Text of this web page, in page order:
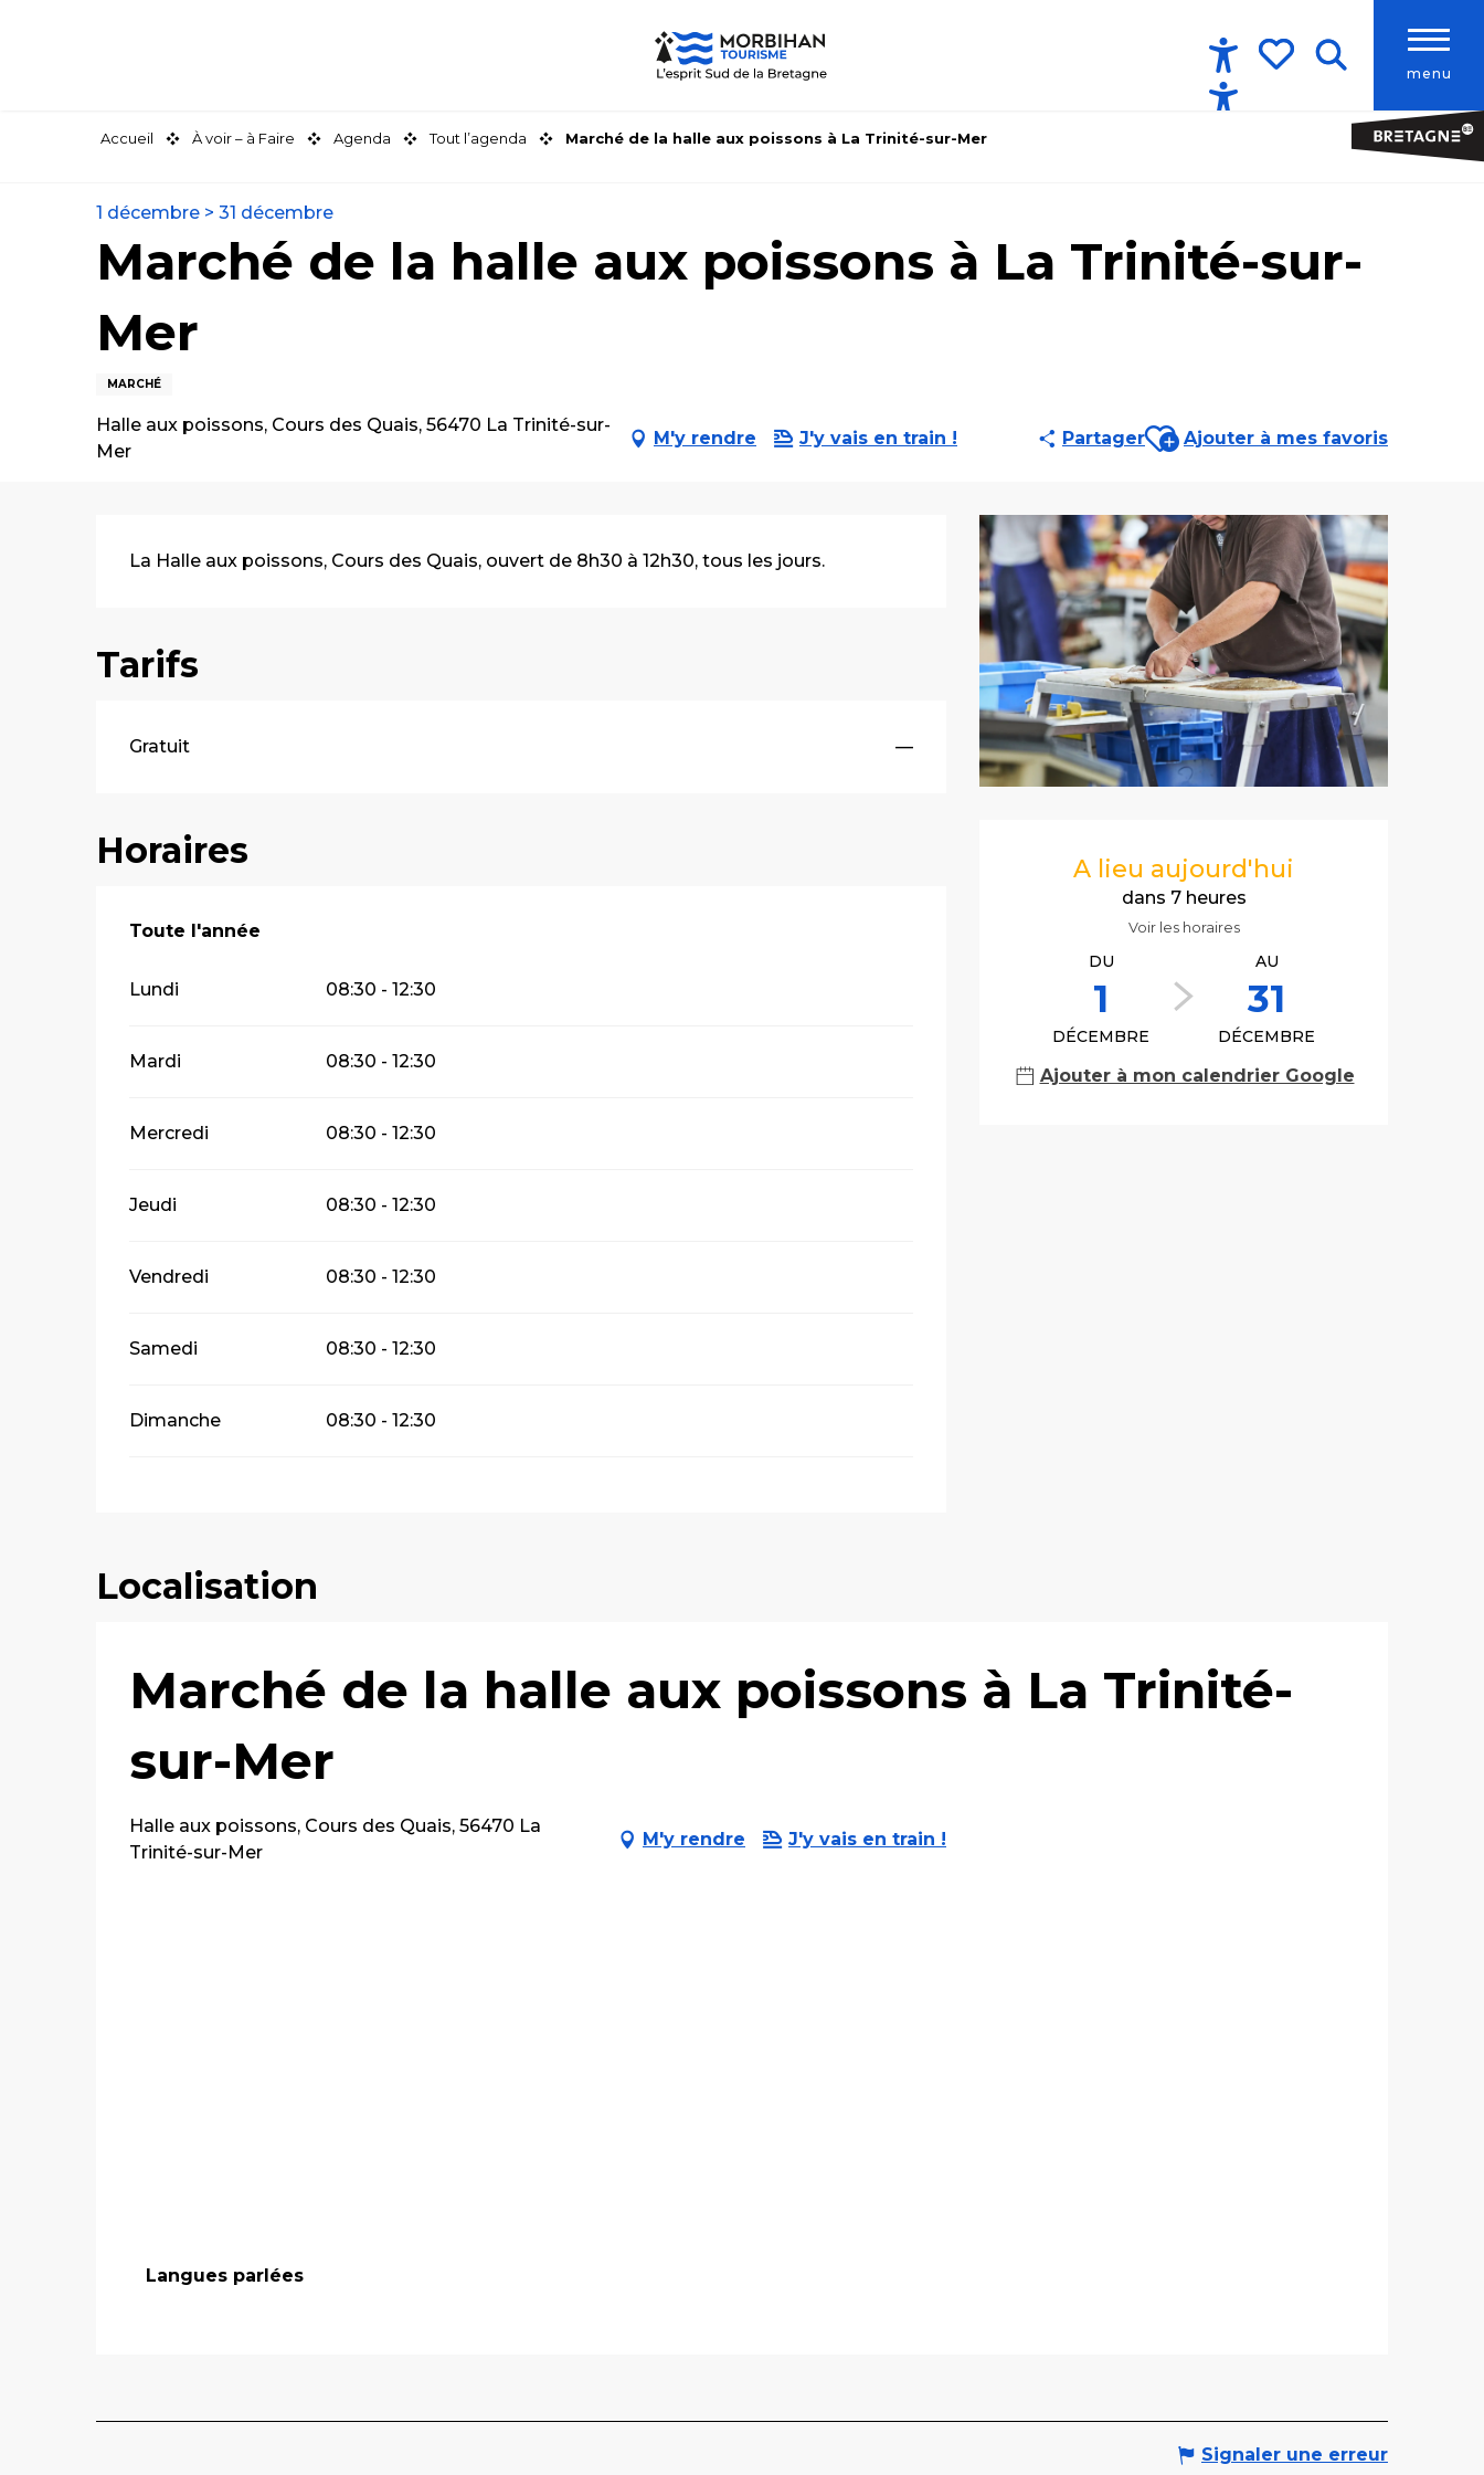
menu
Accessibilité
Accueil À voir – à Faire Agenda Tout l’agenda Marché de la halle aux poissons à La Trinité-sur-Mer
1 décembre > 31 décembre
Marché de la halle aux poissons à La Trinité-sur-
Mer
MARCHÉ
Halle aux poissons, Cours des Quais, 56470 La Trinité-sur-
Mer
M'y rendre J'y vais en train ! PartagerAjouter aux favoris
Ajouter à mes favoris
Ouverture et
A lieu aujourd'hui
dans 7 heures
Voir les horaires
DU
1
DÉCEMBRE
AU
31
DÉCEMBRE
Ajouter à mon calendrier Google
Description
La Halle aux poissons, Cours des Quais, ouvert de 8h30 à 12h30, tous les jours.
Tarifs
Gratuit —
Horaires
Toute l'année
Toute l'année
Lundi 08:30 - 12:30
Mardi 08:30 - 12:30
Mercredi 08:30 - 12:30
Jeudi 08:30 - 12:30
Vendredi 08:30 - 12:30
Samedi 08:30 - 12:30
Dimanche 08:30 - 12:30
Localisation
Marché de la halle aux poissons à La Trinité-
sur-Mer
Halle aux poissons, Cours des Quais, 56470 La
Trinité-sur-Mer
M'y rendre J'y vais en train !
Langues parlées
Langues parlées
Signaler une erreur